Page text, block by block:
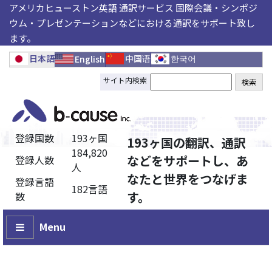
アメリカヒューストン英語 通訳サービス 国際会議・シンポジ
ウム・プレゼンテーションなどにおける通訳をサポート致し
ます。